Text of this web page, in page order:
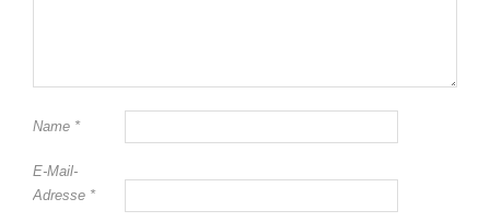
Name *
E-Mail-
Adresse *